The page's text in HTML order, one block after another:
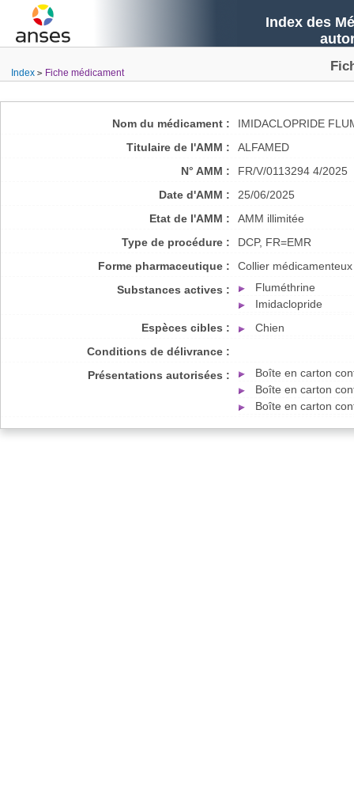
Index des
Index Fiche médicament
Nom du médicament :
IMIDACLOPRIDE
Titulaire de l'AMM :
ALFAMED
N° AMM :
FR/V/0113294 4/2025
Date d'AMM :
25/06/2025
Etat de l'AMM :
AMM illimitée
Type de procédure :
DCP, FR=EMR
Forme pharmaceutique :
Collier médicamenteux
Substances actives :
Fluméthrine
Imidaclopride
Espèces cibles :
Chien
Conditions de délivrance :
Présentations autorisées :
Boîte en carton
Boîte en carton
Boîte en carton